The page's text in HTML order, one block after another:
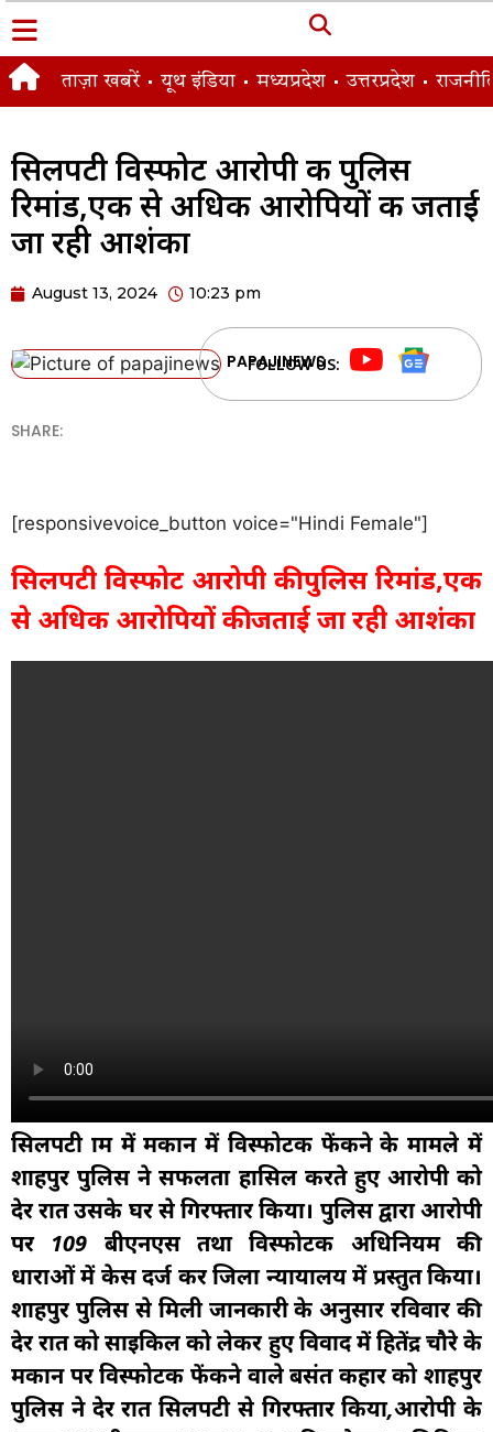
ताज़ा खबरें यूथ इंडिया मध्यप्रदेश उत्तरप्रदेश
सिलपटी विस्फोट आरोपी की पुलिस
रिमांड,एक से अधिक आरोपियों की जताई
जा रही आशंका
August 13, 2024 10:23 pm
PAPAJINEWS
FOLLOW US:
SHARE:
[responsivevoice_button voice="Hindi Female"]
सिलपटी विस्फोट आरोपी की पुलिस रिमांड,एक
से अधिक आरोपियों की जताई जा रही आशंका
सिलपटी ग्राम में मकान में विस्फोटक फेंकने के मामले में
शाहपुर पुलिस ने सफलता हासिल करते हुए आरोपी को
देर रात उसके घर से गिरफ्तार किया। पुलिस द्वारा आरोपी
पर 109 बीएनएस तथा विस्फोटक अधिनियम की
धाराओं में केस दर्ज कर जिला न्यायालय में प्रस्तुत किया।
शाहपुर पुलिस से मिली जानकारी के अनुसार रविवार की
देर रात को साइकिल को लेकर हुए विवाद में हितेंद्र चौरे के
मकान पर विस्फोटक फेंकने वाले बसंत कहार को शाहपुर
पुलिस ने देर रात सिलपटी से गिरफ्तार किया,आरोपी के